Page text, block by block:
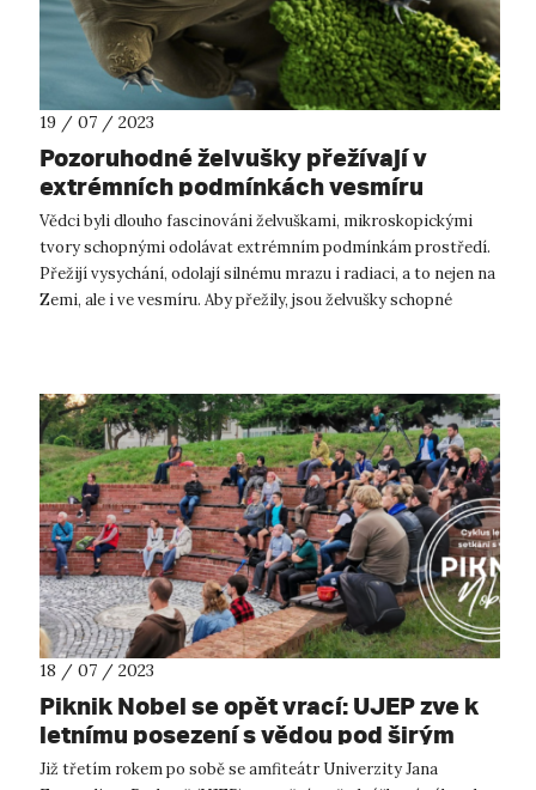
19 / 07 / 2023
Pozoruhodné želvušky přežívají v
extrémních podmínkách vesmíru
Vědci byli dlouho fascinováni želvuškami, mikroskopickými
tvory schopnými odolávat extrémním podmínkám prostředí.
Přežijí vysychání, odolají silnému mrazu i radiaci, a to nejen na
Zemi, ale i ve vesmíru. Aby přežily, jsou želvušky schopné
18 / 07 / 2023
Piknik Nobel se opět vrací: UJEP zve k
letnímu posezení s vědou pod širým
nebem
Již třetím rokem po sobě se amfiteátr Univerzity Jana